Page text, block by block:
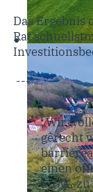
Das
Rat
---
„Wir
gerecht
einen
a.T.W.